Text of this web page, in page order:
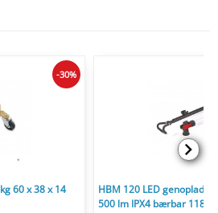
60 x 38 x 14
-30%
HBM 120 LED
500 lm IPX4 bærbar 118